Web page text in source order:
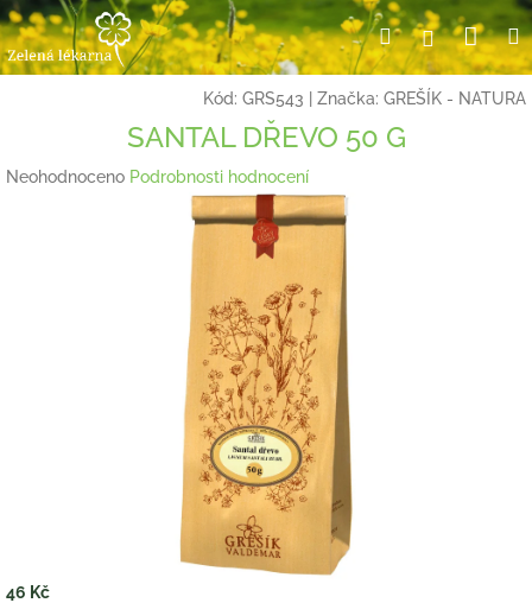
Přejít
na
obsah
HledatPřihlášení
Kód: GRS543 Značka: GREŠÍK - NATURA
SANTAL DŘEVO 50 G
Průměrné
Neohodnoceno Podrobnosti hodnocení
46 Kč